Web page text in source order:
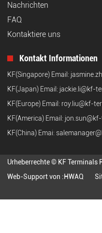
Nachrichten
FAQ
Kontaktiere uns
Kontakt Informationen
KF(Singapore) Email:
KF(Japan) Email: jackie.li@kf-
KF(Europe) Email: roy.liu@kf-
KF(America) Email:
KF(China) Emai:
Urheberrechte © KF Terminals
Web-Support von :HWAQ